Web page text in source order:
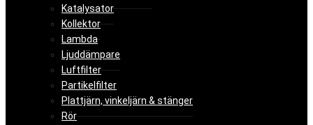
Katalysator
Kollektor
Lambda
Ljuddämpare
Luftfilter
Partikelfilter
Plattjärn, vinkeljärn & stänger
Rör